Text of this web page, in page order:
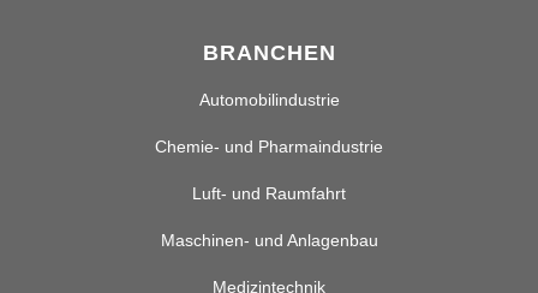
BRANCHEN
Automobilindustrie
Chemie- und Pharmaindustrie
Luft- und Raumfahrt
Maschinen- und Anlagenbau
Medizintechnik